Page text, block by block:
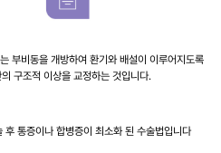
부비동을 개방하여 환기와 배설이 이루어지도록
구조적 이상을 교정하는 것입니다.
후 통증이나 합병증이 최소화 된 수술법입니다